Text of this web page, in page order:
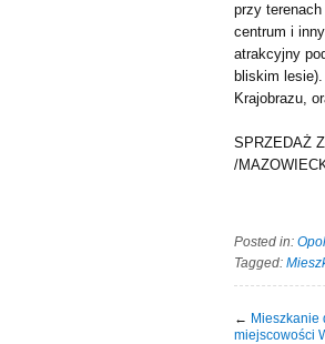
przy
centrum i
atrakcyjny
bliskim
Krajobrazu,
SPRZEDAŻ
/
Posted in:
Tagged:
← Mieszkanie
miejscowości